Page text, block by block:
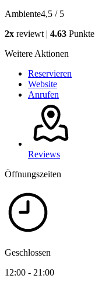
Ambiente4,5 / 5
2x reviewt | 4.63 Punkte
Weitere Aktionen
Reservieren
Website
Anrufen
Reviews
Öffnungszeiten
Geschlossen
12:00 - 21:00